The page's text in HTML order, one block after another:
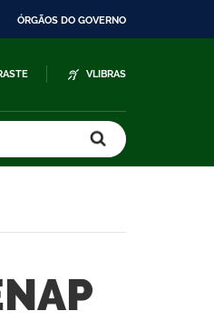
ÓRGÃOS DO GOVERNO
VLIBRAS